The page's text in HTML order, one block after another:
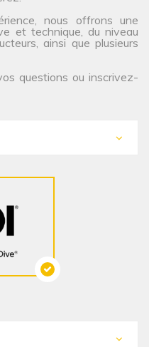
nous offrons une
et technique, du niveau
ainsi que plusieurs
questions ou inscrivez-